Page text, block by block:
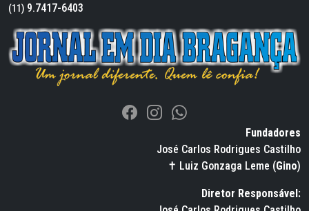
(11) 9.7417-6403
Fundadores
José Carlos Rodrigues Castilho
✝ Luiz Gonzaga Leme (Gino)
Diretor Responsável: